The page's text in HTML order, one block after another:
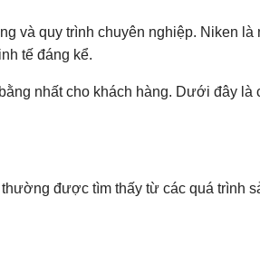
và quy trình chuyên nghiệp. Niken là
tế đáng kể.
nhất cho khách hàng. Dưới đây là
được tìm thấy từ các quá trình